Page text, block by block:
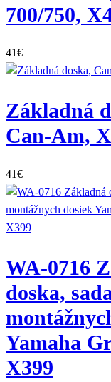
700/750,
41€
Základná
Can-Am,
41€
WA-0716
doska,
Yamaha
X399